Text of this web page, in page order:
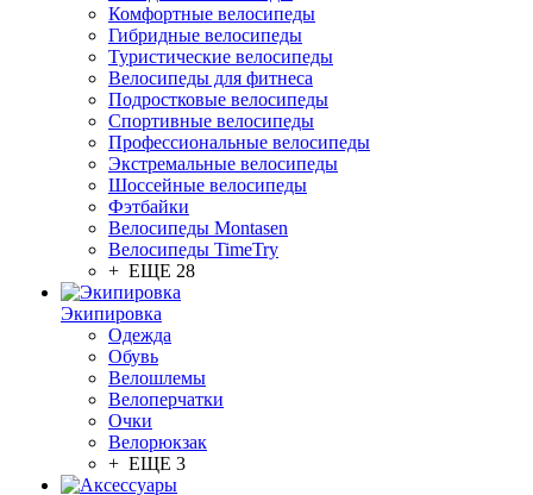
Комфортные велосипеды
Гибридные велосипеды
Туристические велосипеды
Велосипеды для фитнеса
Подростковые велосипеды
Спортивные велосипеды
Профессиональные велосипеды
Экстремальные велосипеды
Шоссейные велосипеды
Фэтбайки
Велосипеды Montasen
Велосипеды TimeTry
+ ЕЩЕ 28
Экипировка
Одежда
Обувь
Велошлемы
Велоперчатки
Очки
Велорюкзак
+ ЕЩЕ 3